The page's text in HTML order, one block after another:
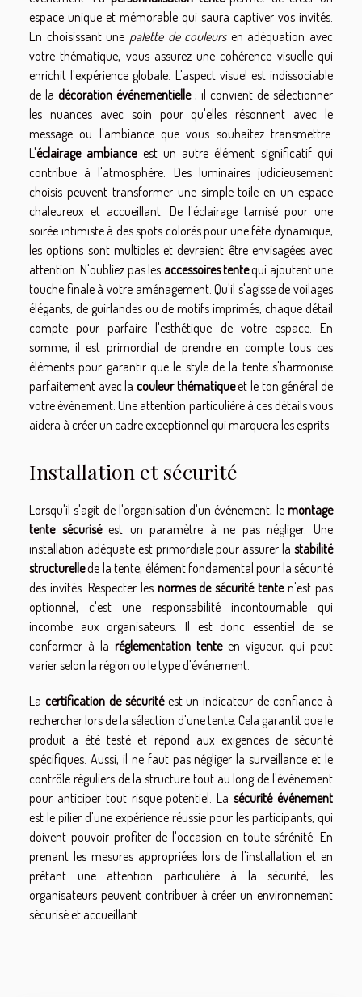
espace unique et mémorable qui saura captiver vos invités.
En choisissant une palette de couleursen adéquation avec
votre thématique, vous assurez une cohérence visuelle qui
enrichit l'expérience globale. L'aspect visuel est indissociable
de la décoration événementielle; il convient de sélectionner
les nuances avec soin pour qu'elles résonnent avec le
message ou l'ambiance que vous souhaitez transmettre.
L'éclairage ambianceest un autre élément significatif qui
contribue à l'atmosphère. Des luminaires judicieusement
choisis peuvent transformer une simple toile en un espace
chaleureux et accueillant. De l'éclairage tamisé pour une
soirée intimiste à des spots colorés pour une fête dynamique,
les options sont multiples et devraient être envisagées avec
attention. N'oubliez pas les accessoires tentequi ajoutent une
touche finale à votre aménagement. Qu'il s'agisse de voilages
élégants, de guirlandes ou de motifs imprimés, chaque détail
compte pour parfaire l'esthétique de votre espace. En
somme, il est primordial de prendre en compte tous ces
éléments pour garantir que le style de la tente s'harmonise
parfaitement avec la couleur thématiqueet le ton général de
votre événement. Une attention particulière à ces détails vous
aidera à créer un cadre exceptionnel qui marquera les esprits.
Installation et sécurité
Lorsqu'il s'agit de l'organisation d'un événement, le montage
tente sécuriséest un paramètre à ne pas négliger. Une
installation adéquate est primordiale pour assurer la stabilité
structurellede la tente, élément fondamental pour la sécurité
des invités. Respecter les normes de sécurité tenten'est pas
optionnel, c'est une responsabilité incontournable qui
incombe aux organisateurs. Il est donc essentiel de se
conformer à la réglementation tenteen vigueur, qui peut
varier selon la région ou le type d'événement.
La certification de sécuritéest un indicateur de confiance à
rechercher lors de la sélection d'une tente. Cela garantit que le
produit a été testé et répond aux exigences de sécurité
spécifiques. Aussi, il ne faut pas négliger la surveillance et le
contrôle réguliers de la structure tout au long de l'événement
pour anticiper tout risque potentiel. Lasécurité événement
est le pilier d'une expérience réussie pour les participants, qui
doivent pouvoir profiter de l'occasion en toute sérénité. En
prenant les mesures appropriées lors de l'installation et en
prêtant une attention particulière à la sécurité, les
organisateurs peuvent contribuer à créer un environnement
sécurisé et accueillant.